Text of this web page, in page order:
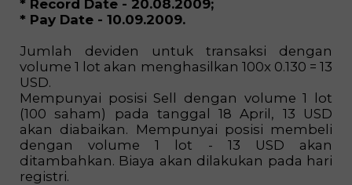
* Record Date - 20.08.2009;
* Pay Date - 10.09.2009.
Jumlah deviden untuk transaksi dengan
volume 1 lot akan menghasilkan 100x 0.130 = 13
USD.
Mempunyai posisi Sell dengan volume 1 lot
(100 saham) pada tanggal 18 April, 13 USD
akan diabaikan. Mempunyai posisi membeli
dengan volume 1 lot - 13 USD akan
ditambahkan. Biaya akan dilakukan pada hari
registri.